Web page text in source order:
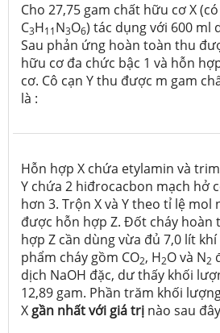
Cho 27,75 gam chất hữu cơ X
C3H11N3O6) tác dụng với 600 ml
Sau phản ứng hoàn toàn thu
hữu cơ đa chức bậc 1 và hỗn
cơ. Cô cạn Y thu được m gam
là :
Hỗn hợp X chứa etylamin và
Y chứa 2 hiđrocacbon mạch hở
hơn 3. Trộn X và Y theo tỉ lệ mol
được hỗn hợp Z. Đốt cháy hoàn
hợp Z cần dùng vừa đủ 7,0 lít
phẩm cháy gồm CO2, H2O và N2
dịch NaOH đặc, dư thấy khối
12,89 gam. Phần trăm khối
X gần nhất với giá trị nào sau